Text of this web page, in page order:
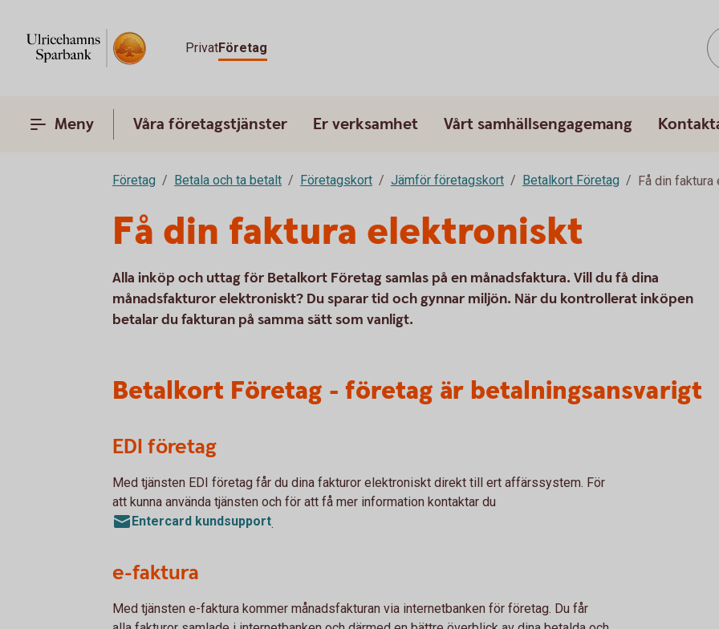
PrivatFöretag
Meny Våra företagstjänster Er verksamhet Vårt samhällsengagemang
Företag Betala och ta betalt Företagskort Jämför företagskort Betalkort Företag Få din
Få din faktura elektroniskt
Alla inköp och uttag för Betalkort Företag samlas på en månadsfaktura. Vill du få dina
månadsfakturor elektroniskt? Du sparar tid och gynnar miljön. När du kontrollerat inköpen
betalar du fakturan på samma sätt som vanligt.
Betalkort Företag - företag är betalningsansvarigt
EDI företag
Med tjänsten EDI företag får du dina fakturor elektroniskt direkt till ert affärssystem. För
att kunna använda tjänsten och för att få mer information kontaktar du
Entercard kundsupport.
e-faktura
Med tjänsten e-faktura kommer månadsfakturan via internetbanken för företag. Du får